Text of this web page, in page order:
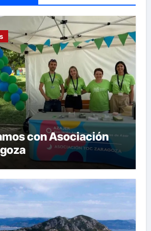
con Asociación